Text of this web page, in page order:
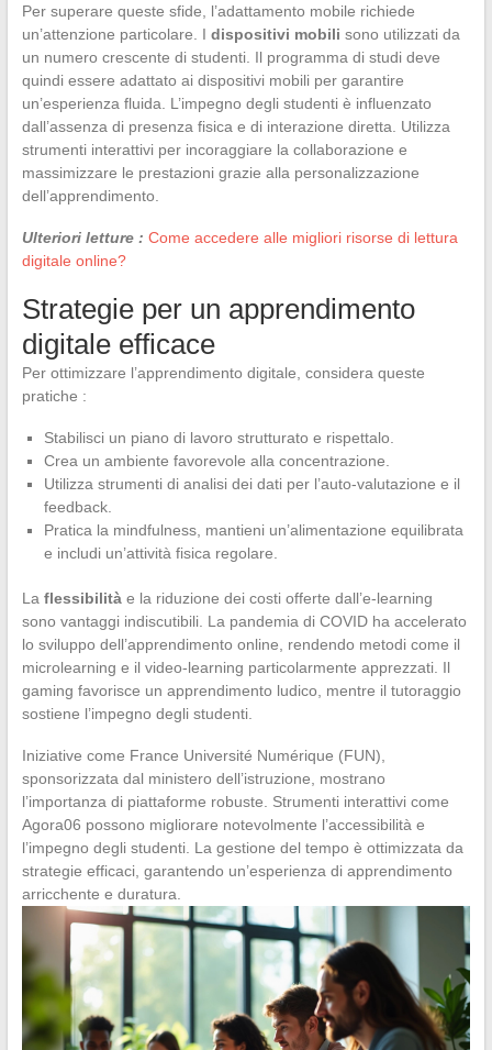
Per superare queste sfide, l’adattamento mobile richiede
un’attenzione particolare. I dispositivi mobili sono utilizzati da
un numero crescente di studenti. Il programma di studi deve
quindi essere adattato ai dispositivi mobili per garantire
un’esperienza fluida. L’impegno degli studenti è influenzato
dall’assenza di presenza fisica e di interazione diretta. Utilizza
strumenti interattivi per incoraggiare la collaborazione e
massimizzare le prestazioni grazie alla personalizzazione
dell’apprendimento.
Ulteriori letture : Come accedere alle migliori risorse di lettura
digitale online?
Strategie per un apprendimento
digitale efficace
Per ottimizzare l’apprendimento digitale, considera queste
pratiche :
Stabilisci un piano di lavoro strutturato e rispettalo.
Crea un ambiente favorevole alla concentrazione.
Utilizza strumenti di analisi dei dati per l’auto-valutazione e il
feedback.
Pratica la mindfulness, mantieni un’alimentazione equilibrata
e includi un’attività fisica regolare.
La flessibilitàe la riduzione dei costi offerte dall’e-learning
sono vantaggi indiscutibili. La pandemia di COVID ha accelerato
lo sviluppo dell’apprendimento online, rendendo metodi come il
microlearning e il video-learning particolarmente apprezzati. Il
gaming favorisce un apprendimento ludico, mentre il tutoraggio
sostiene l’impegno degli studenti.
Iniziative come France Université Numérique (FUN),
sponsorizzata dal ministero dell’istruzione, mostrano
l’importanza di piattaforme robuste. Strumenti interattivi come
Agora06 possono migliorare notevolmente l’accessibilità e
l’impegno degli studenti. La gestione del tempo è ottimizzata da
strategie efficaci, garantendo un’esperienza di apprendimento
arricchente e duratura.